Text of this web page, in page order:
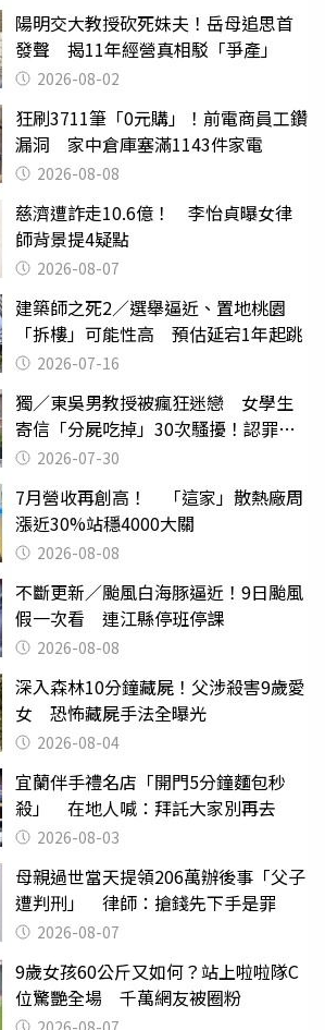
陽明交大教授砍死妹夫！岳母追思首
發聲 揭11年經營真相駁「爭產」
2026-08-02
狂刷3711筆「0元購」！前電商員工鑽
漏洞 家中倉庫塞滿1143件家電
2026-08-08
慈濟遭詐走10.6億！ 李怡貞曝女律
師背景提4疑點
2026-08-07
建築師之死2／選舉逼近、置地桃園
「拆樓」可能性高 預估延宕1年起跳
2026-07-16
獨／東吳男教授被瘋狂迷戀 女學生
寄信「分屍吃掉」30次騷擾！認罪免
關 2026-07-30
7月營收再創高！ 「這家」散熱廠周
漲近30%站穩4000大關
2026-08-08
不斷更新／颱風白海豚逼近！9日颱風
假一次看 連江縣停班停課
2026-08-08
深入森林10分鐘藏屍！父涉殺害9歲愛
女 恐怖藏屍手法全曝光
2026-08-04
宜蘭伴手禮名店「開門5分鐘麵包秒
殺」 在地人喊：拜託大家別再去
2026-08-03
母親過世當天提領206萬辦後事「父子
遭判刑」 律師：搶錢先下手是罪
2026-08-07
9歲女孩60公斤又如何？站上啦啦隊C
位驚艷全場 千萬網友被圈粉